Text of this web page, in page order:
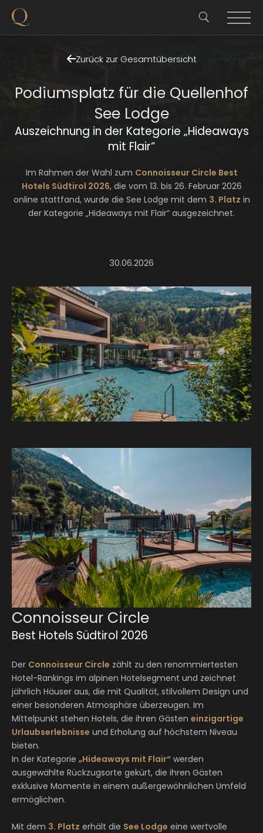
Zurück zur Gesamtübersicht
Podiumsplatz für die Quellenhof
See Lodge
Auszeichnung in der Kategorie „Hideaways
mit Flair“
Im Rahmen der Wahl zum Connoisseur Circle Best
Hotels Südtirol 2026, die vom 13. bis 26. Februar 2026
online stattfand, wurde die See Lodge mit dem 3. Platz in
der Kategorie „Hideaways mit Flair“ ausgezeichnet.
30.06.2026
Connoisseur Circle
Best Hotels Südtirol 2026
Der Connoisseur Circle zählt zu den renommiertesten
Hotel-Rankings im alpinen Hotelsegment und zeichnet
jährlich Häuser aus, die mit Qualität, stilvollem Design und
einer besonderen Atmosphäre überzeugen. Im
Mittelpunkt stehen Hotels, die ihren Gästen einzigartige
Urlaubserlebnisse und Erholung auf höchstem Niveau
bieten.
In der Kategorie „Hideaways mit Flair“ werden
ausgewählte Rückzugsorte gekürt, die ihren Gästen
exklusive Momente in einem außergewöhnlichen Umfeld
ermöglichen.
Mit dem 3. Platz erhält die See Lodge eine wertvolle